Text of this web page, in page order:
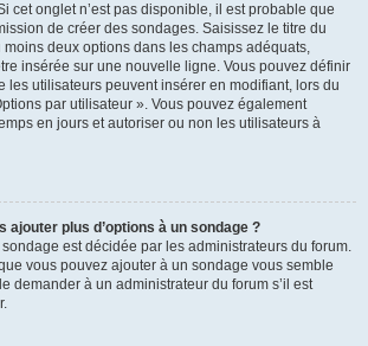
cet onglet n’est pas disponible, il est probable que
de créer des sondages. Saisissez le titre du
deux options dans les champs adéquats,
insérée sur une nouvelle ligne. Vous pouvez définir
les utilisateurs peuvent insérer en modifiant, lors du
par utilisateur ». Vous pouvez également
en jours et autoriser ou non les utilisateurs à
ajouter plus d’options à un sondage ?
sondage est décidée par les administrateurs du forum.
vous pouvez ajouter à un sondage vous semble
demander à un administrateur du forum s’il est